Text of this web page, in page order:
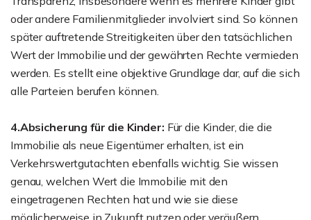
oder andere Familienmitglieder involviert sind. So können
später auftretende Streitigkeiten über den tatsächlichen
Wert der Immobilie und der gewährten Rechte vermieden
werden. Es stellt eine objektive Grundlage dar, auf die sich
alle Parteien berufen können.
4.Absicherung für die Kinder: Für die Kinder, die die
Immobilie als neue Eigentümer erhalten, ist ein
Verkehrswertgutachten ebenfalls wichtig. Sie wissen
genau, welchen Wert die Immobilie mit den
eingetragenen Rechten hat und wie sie diese